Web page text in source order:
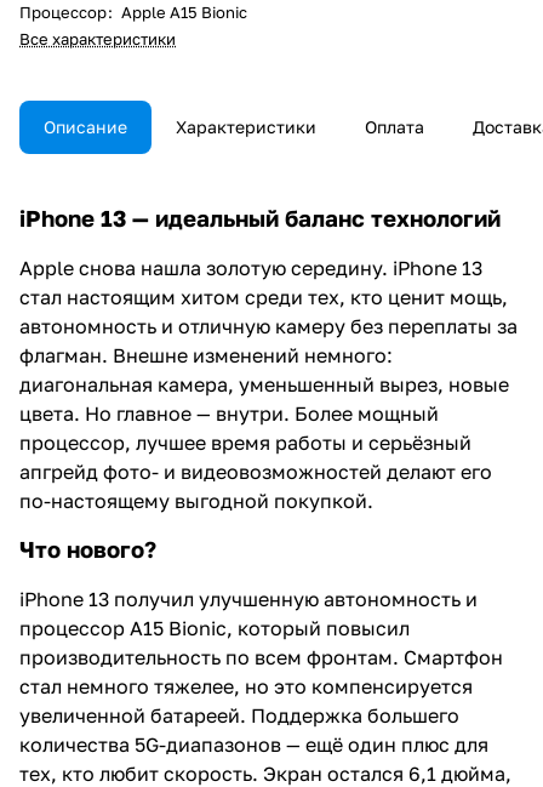
Процессор: Apple A15 Bionic
Все характеристики
Описание Характеристики Оплата
iPhone 13 — идеальный баланс технологий
Apple снова нашла золотую середину. iPhone 13
стал настоящим хитом среди тех, кто ценит мощь,
автономность и отличную камеру без переплаты за
флагман. Внешне изменений немного:
диагональная камера, уменьшенный вырез, новые
цвета. Но главное — внутри. Более мощный
процессор, лучшее время работы и серьёзный
апгрейд фото- и видеовозможностей делают его
по-настоящему выгодной покупкой.
Что нового?
iPhone 13 получил улучшенную автономность и
процессор A15 Bionic, который повысил
производительность по всем фронтам. Смартфон
стал немного тяжелее, но это компенсируется
увеличенной батареей. Поддержка большего
количества 5G-диапазонов — ещё один плюс для
тех, кто любит скорость. Экран остался 6,1 дюйма,